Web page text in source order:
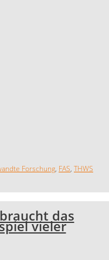
Forschung, FAS, THWS
das
vieler